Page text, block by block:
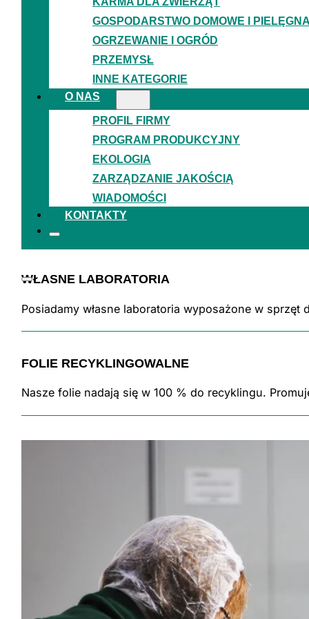
GOSPODARSTWO DOMOWE I
OGRZEWANIE I OGRÓD
PRZEMYSŁ
INNE KATEGORIE
O NAS
PROFIL FIRMY
PROGRAM PRODUKCYJNY
EKOLOGIA
ZARZĄDZANIE JAKOŚCIĄ
WIADOMOŚCI
KONTAKTY
WSZYSTKO POD JEDNYM DACHEM
Cała proces produkcyjny, kontrolny i logistyczny
SZEROKA GAMA PRODUKTÓW
Produkujemy opakowania dla przemysłu
CERTYFIKOWANY PRODUCENT
Posiadamy certyfikaty Dobrej Praktyki Produkcyjnej
WŁASNE LABORATORIA
Posiadamy własne laboratoria wyposażone w sprzęt
FOLIE RECYKLINGOWALNE
Nasze folie nadają się w 100 % do recyklingu.